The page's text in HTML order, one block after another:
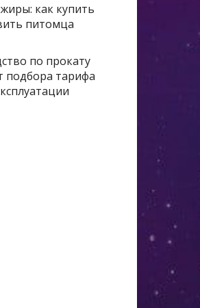
как купить
питомца
по прокату
подбора тарифа